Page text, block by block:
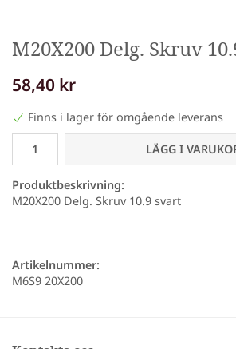
M20X200 Delg. Skruv
58,40 kr
Finns i lager för omgående leverans
LÄGG I
Produktbeskrivning:
M20X200 Delg. Skruv 10.9 svart
Artikelnummer:
M6S9 20X200